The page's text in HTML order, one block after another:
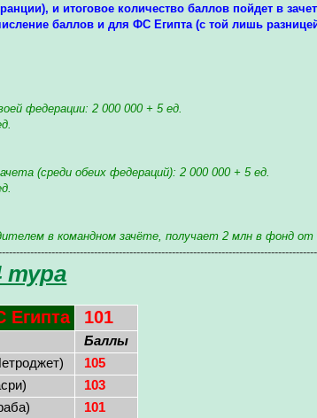
и итоговое количество баллов пойдет в
баллов и для ФС Египта (с той лишь
федерации: 2 000 000 + 5 ед.
(среди обеих федераций): 2 000 000 + 5 ед.
в командном зачёте, получает 2 млн в фонд
тура
Египта 101
Баллы
105
103
101